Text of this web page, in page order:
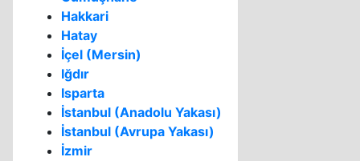
Hakkari
Hatay
İçel (Mersin)
Iğdır
Isparta
İstanbul (Anadolu Yakası)
İstanbul (Avrupa Yakası)
İzmir